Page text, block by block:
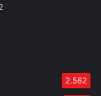
2.562